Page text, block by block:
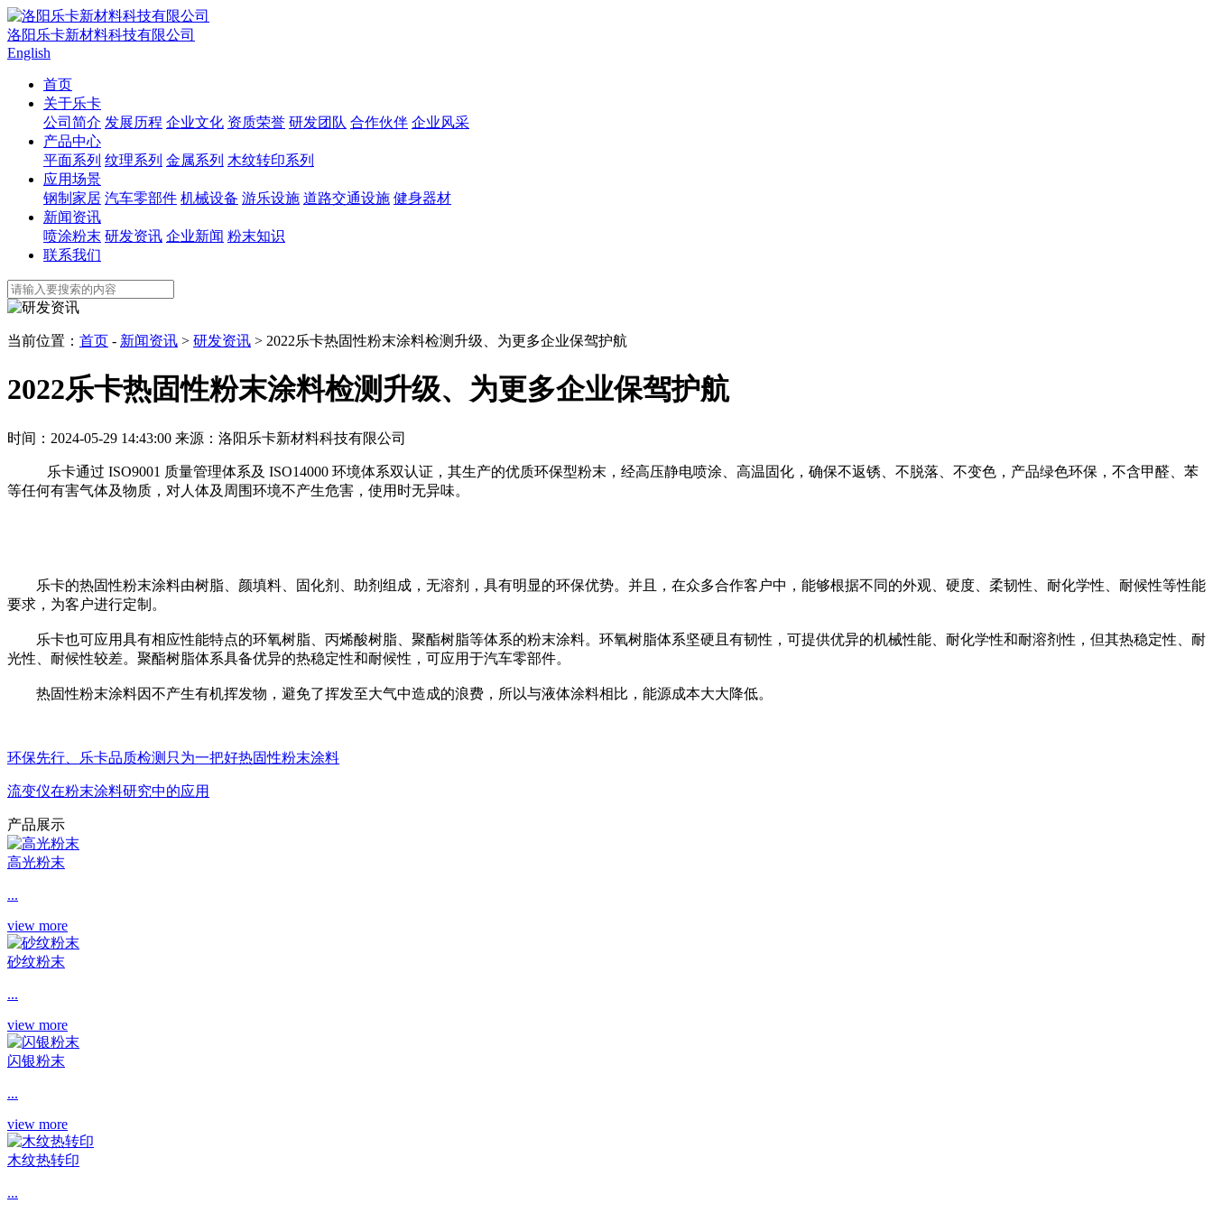
洛阳乐卡新材料科技有限公司
English
首页
关于乐卡
公司简介 发展历程 企业文化 资质荣誉 研发团队 合作伙伴 企业风采
产品中心
平面系列 纹理系列 金属系列 木纹转印系列
应用场景
钢制家居 汽车零部件 机械设备 游乐设施 道路交通设施 健身器材
新闻资讯
喷涂粉末 研发资讯 企业新闻 粉末知识
联系我们
当前位置： 首页 - 新闻资讯 > 研发资讯 > 2022乐卡热固性粉末涂料检测升级、为更多企业保驾护航
2022乐卡热固性粉末涂料检测升级、为更多企业保驾护航
时间：2024-05-29 14:43:00 来源：洛阳乐卡新材料科技有限公司
乐卡通过 ISO9001 质量管理体系及 ISO14000 环境体系双认证，其生产的优质环保型粉末，经高压静电喷涂、高温固化，确保不返锈、不脱落、不变色，产品绿色环保，不含甲醛、苯
等任何有害气体及物质，对人体及周围环境不产生危害，使用时无异味。
乐卡的热固性粉末涂料由树脂、颜填料、固化剂、助剂组成，无溶剂，具有明显的环保优势。并且，在众多合作客户中，能够根据不同的外观、硬度、柔韧性、耐化学性、耐候性等性能
要求，为客户进行定制。
乐卡也可应用具有相应性能特点的环氧树脂、丙烯酸树脂、聚酯树脂等体系的粉末涂料。环氧树脂体系坚硬且有韧性，可提供优异的机械性能、耐化学性和耐溶剂性，但其热稳定性、耐
光性、耐候性较差。聚酯树脂体系具备优异的热稳定性和耐候性，可应用于汽车零部件。
热固性粉末涂料因不产生有机挥发物，避免了挥发至大气中造成的浪费，所以与液体涂料相比，能源成本大大降低。
环保先行、乐卡品质检测只为一把好热固性粉末涂料
流变仪在粉末涂料研究中的应用
产品展示
高光粉末
...
view more
砂纹粉末
...
view more
闪银粉末
...
view more
木纹热转印
...